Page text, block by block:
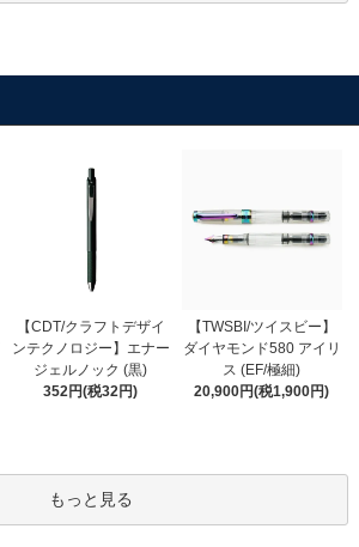
【CDT/クラフトデザイ
ンテクノロジー】エナー
ジェルノック (黒)
352円(税32円)
【TWSBI/ツイスビー】
ダイヤモンド580 アイリ
ス (EF/極細)
20,900円(税1,900円)
もっと見る